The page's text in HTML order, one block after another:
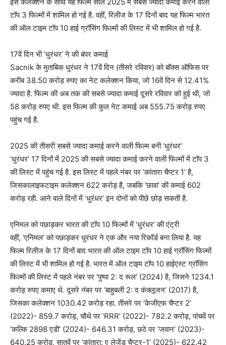
टॉप 3 फिल्मों में शामिल हो गई है. वहीं, रिलीज के 17 दिनों बाद यह फिल्म भारत
की ऑल टाइम टॉप 10 हाई ग्रॉसिंग फिल्मों की लिस्ट में भी शामिल हो गई है.
17वें दिन भी ‘धुरंधर’ ने की बंपर कमाई
Sacnik के मुताबिक धुरंधर ने 17वें दिन (तीसरे रविवार) को बॉक्स ऑफिस पर
करीब 38.50 करोड़ रुपए का नेट कलेक्शन किया, जो 16वें दिन से 12.41%
ज्यादा है. फिल्म की अब तक की सबसे ज्यादा कमाई दूसरे रविवार को हुई थी, जो
58 करोड़ रुपए थी. इस फिल्म की कुल नेट कमाई अब 555.75 करोड़ रुपए
पहुंच गई है.
2025 की तीसरी सबसे ज्यादा कमाई करने वाली फिल्म बनी ‘धुरंधर’
‘धुरंधर’ 17 दिनों में 2025 की सबसे ज्यादा कमाई करने वाली फिल्मों में टॉप 3
की लिस्ट में पहुंच गई है. इस लिस्ट में पहले नंबर पर ‘कांतारा चैप्टर 1’ है,
जिसकालाइफटाइम कलेक्शन 622 करोड़ है, जबकि ‘छावा’ की कमाई 602
करोड़ रही. आने वाले दिनों में ‘धुरंधर’ इन दोनों को पीछे छोड़ सकती है.
एनिमल को पछाड़कर भारत की टॉप 10 फिल्मों में ‘धुरंधर’ की एंट्री
वहीं, ‘एनिमल’ को पछाड़कर धुरंधर ने एक और नया रिकॉर्ड बना लिया है. यह
फिल्म रिलीज के 17 दिनों बाद भारत की ऑल टाइम टॉप 10 हाई ग्रॉसिंग फिल्मों
की लिस्ट में भी शामिल हो गई है. भारत में ऑल टाइम टॉप 10 हाईएस्ट ग्रॉसिंग
फिल्मों की लिस्ट में पहले नंबर पर ‘पुष्पा 2: द रूल’ (2024) है, जिसने 1234.1
करोड़ रुपए कमाए थे. दूसरे नंबर पर ‘बाहुबली 2: द कंक्लूजन’ (2017) है,
जिसका कलेक्शन 1030.42 करोड़ रहा. तीसरे पर ‘केजीएफ चैप्टर 2’
(2022)- 859.7 करोड़, चौथे पर ‘RRR’ (2022)- 782.2 करोड़, पांचवें पर
‘कल्कि 2898 एडी’ (2024)- 646.31 करोड़, छठे पर ‘जवान’ (2023)-
640.25 करोड़, सातवें पर ‘कांतारा: ए लेजेंड चैप्टर-1’ (2025)- 622.42